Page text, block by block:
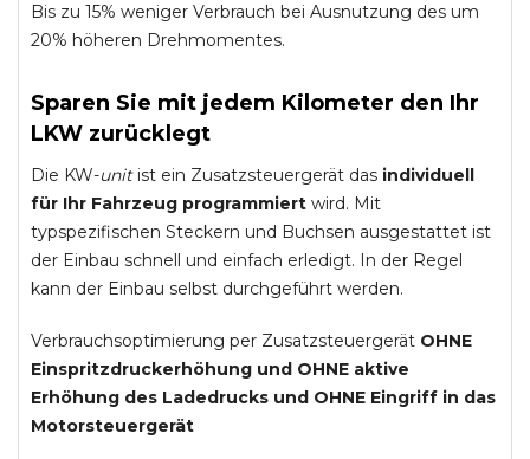
Bis zu 15% weniger Verbrauch bei Ausnutzung des um
20% höheren Drehmomentes.
Sparen Sie mit jedem Kilometer den Ihr
LKW zurücklegt
Die KW-unitist ein Zusatzsteuergerät das individuell
für Ihr Fahrzeug programmiert wird. Mit
typspezifischen Steckern und Buchsen ausgestattet ist
der Einbau schnell und einfach erledigt. In der Regel
kann der Einbau selbst durchgeführt werden.
Verbrauchsoptimierung per Zusatzsteuergerät OHNE
Einspritzdruckerhöhung und OHNE aktive
Erhöhung des Ladedrucks und OHNE Eingriff in das
Motorsteuergerät